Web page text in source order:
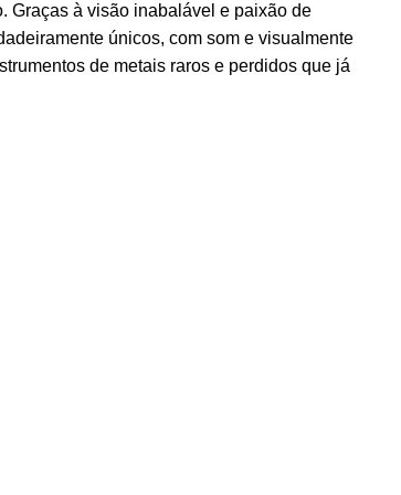
Graças à visão inabalável e paixão de
únicos, com som e visualmente
de metais raros e perdidos que já